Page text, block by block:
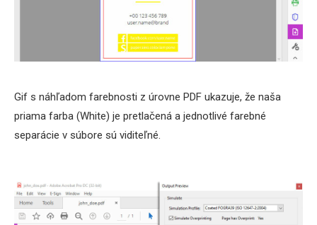
Gif s náhľadom farebnosti z úrovne PDF ukazuje, že naša
priama farba (White) je pretlačená a jednotlivé farebné
separácie v súbore sú viditeľné.